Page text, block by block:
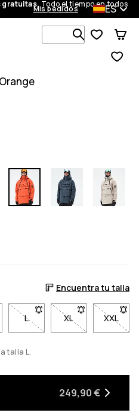
gratuitas.Todo el tiempo en todos
Mis pedidos ES
Busca en
Encuentra tu talla
L- Talla L no disponible. Haz
XL- Talla XL no
XXL- Talla
talla L.
249,90 €